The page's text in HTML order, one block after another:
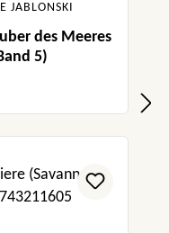
JABLONSKI
des Meeres
5)